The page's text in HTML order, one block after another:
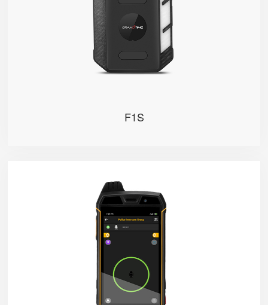
F1S
一款集多种功能于一体的智能对讲机 ，防水、防尘、防
摔，采用先进的音频技术(更快消除细小噪音、回波、风
噪声),有效屏蔽噪音和环境呼应,让对方听到清晰的声音